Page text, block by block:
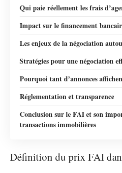
Qui paie réellement les frais
Impact sur le financement
Les enjeux de la négociation
Stratégies pour une négociation
Pourquoi tant d’annonces
Réglementation et transparence
Conclusion sur le FAI et son
transactions immobilières
Définition du prix FAI